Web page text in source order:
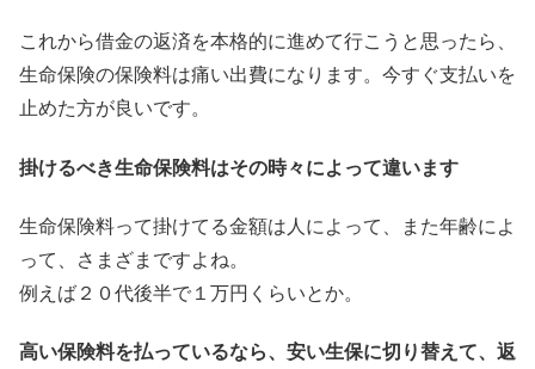
これから借金の返済を本格的に進めて行こうと思ったら、
生命保険の保険料は痛い出費になります。今すぐ支払いを
止めた方が良いです。
掛けるべき生命保険料はその時々によって違います
生命保険料って掛けてる金額は人によって、また年齢によ
って、さまざまですよね。
例えば２０代後半で１万円くらいとか。
高い保険料を払っているなら、安い生保に切り替えて、返